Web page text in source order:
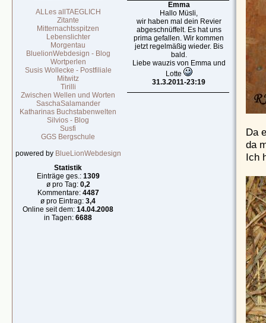
ALLes allTAEGLICH
Zitante
Mitternachtsspitzen
Lebenslichter
Morgentau
BluelionWebdesign - Blog
Wortperlen
Susis Wollecke - Postfiliale
Mitwitz
Tirilli
Zwischen Wellen und Worten
SaschaSalamander
Katharinas Buchstabenwelten
Silvios - Blog
Susfi
GGS Bergschule
powered by BlueLionWebdesign
Statistik
Einträge ges.: 1309
ø pro Tag: 0,2
Kommentare: 4487
ø pro Eintrag:3,4
Online seit dem:14.04.2008
in Tagen:6688
Emma
Hallo Müsli,
wir haben mal dein Revier
abgeschnüffelt. Es hat uns
prima gefallen. Wir kommen
jetzt regelmäßig wieder. Bis
bald.
Liebe wauzis von Emma und
Lotte
31.3.2011-23:19
Da
da
Ich